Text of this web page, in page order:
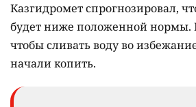
Казгидромет спрогнозировал,
будет ниже положенной нормы.
чтобы сливать воду во
начали копить.